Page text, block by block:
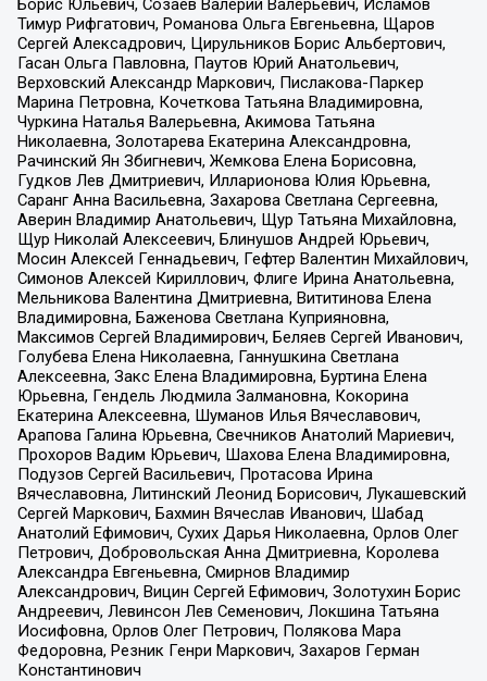
Борис Юльевич, Созаев Валерий Валерьевич, Исламов
Тимур Рифгатович, Романова Ольга Евгеньевна, Щаров
Сергей Алексадрович, Цирульников Борис Альбертович,
Гасан Ольга Павловна, Паутов Юрий Анатольевич,
Верховский Александр Маркович, Пислакова-Паркер
Марина Петровна, Кочеткова Татьяна Владимировна,
Чуркина Наталья Валерьевна, Акимова Татьяна
Николаевна, Золотарева Екатерина Александровна,
Рачинский Ян Збигневич, Жемкова Елена Борисовна,
Гудков Лев Дмитриевич, Илларионова Юлия Юрьевна,
Саранг Анна Васильевна, Захарова Светлана Сергеевна,
Аверин Владимир Анатольевич, Щур Татьяна Михайловна,
Щур Николай Алексеевич, Блинушов Андрей Юрьевич,
Мосин Алексей Геннадьевич, Гефтер Валентин Михайлович,
Симонов Алексей Кириллович, Флиге Ирина Анатольевна,
Мельникова Валентина Дмитриевна, Вититинова Елена
Владимировна, Баженова Светлана Куприяновна,
Максимов Сергей Владимирович, Беляев Сергей Иванович,
Голубева Елена Николаевна, Ганнушкина Светлана
Алексеевна, Закс Елена Владимировна, Буртина Елена
Юрьевна, Гендель Людмила Залмановна, Кокорина
Екатерина Алексеевна, Шуманов Илья Вячеславович,
Арапова Галина Юрьевна, Свечников Анатолий Мариевич,
Прохоров Вадим Юрьевич, Шахова Елена Владимировна,
Подузов Сергей Васильевич, Протасова Ирина
Вячеславовна, Литинский Леонид Борисович, Лукашевский
Сергей Маркович, Бахмин Вячеслав Иванович, Шабад
Анатолий Ефимович, Сухих Дарья Николаевна, Орлов Олег
Петрович, Добровольская Анна Дмитриевна, Королева
Александра Евгеньевна, Смирнов Владимир
Александрович, Вицин Сергей Ефимович, Золотухин Борис
Андреевич, Левинсон Лев Семенович, Локшина Татьяна
Иосифовна, Орлов Олег Петрович, Полякова Мара
Федоровна, Резник Генри Маркович, Захаров Герман
Константинович